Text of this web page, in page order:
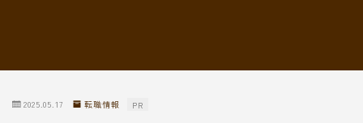
2025.05.17 転職情報 PR